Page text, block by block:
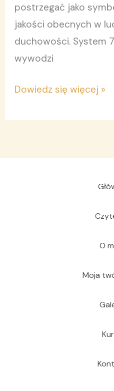
postrzegać jako
jakości obecnych w
duchowości. System
wywodzi
Dowiedz się więcej »
O
Moja